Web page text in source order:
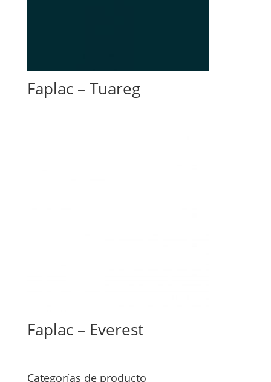
Faplac – Tuareg
Faplac – Everest
Categorías de producto